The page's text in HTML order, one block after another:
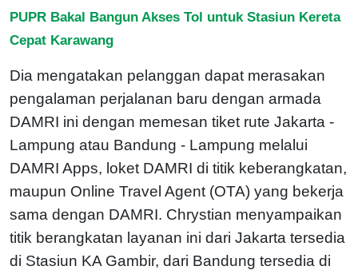
PUPR Bakal Bangun Akses Tol untuk Stasiun Kereta
Cepat Karawang
Dia mengatakan pelanggan dapat merasakan
pengalaman perjalanan baru dengan armada
DAMRI ini dengan memesan tiket rute Jakarta -
Lampung atau Bandung - Lampung melalui
DAMRI Apps, loket DAMRI di titik keberangkatan,
maupun Online Travel Agent (OTA) yang bekerja
sama dengan DAMRI. Chrystian menyampaikan
titik berangkatan layanan ini dari Jakarta tersedia
di Stasiun KA Gambir, dari Bandung tersedia di